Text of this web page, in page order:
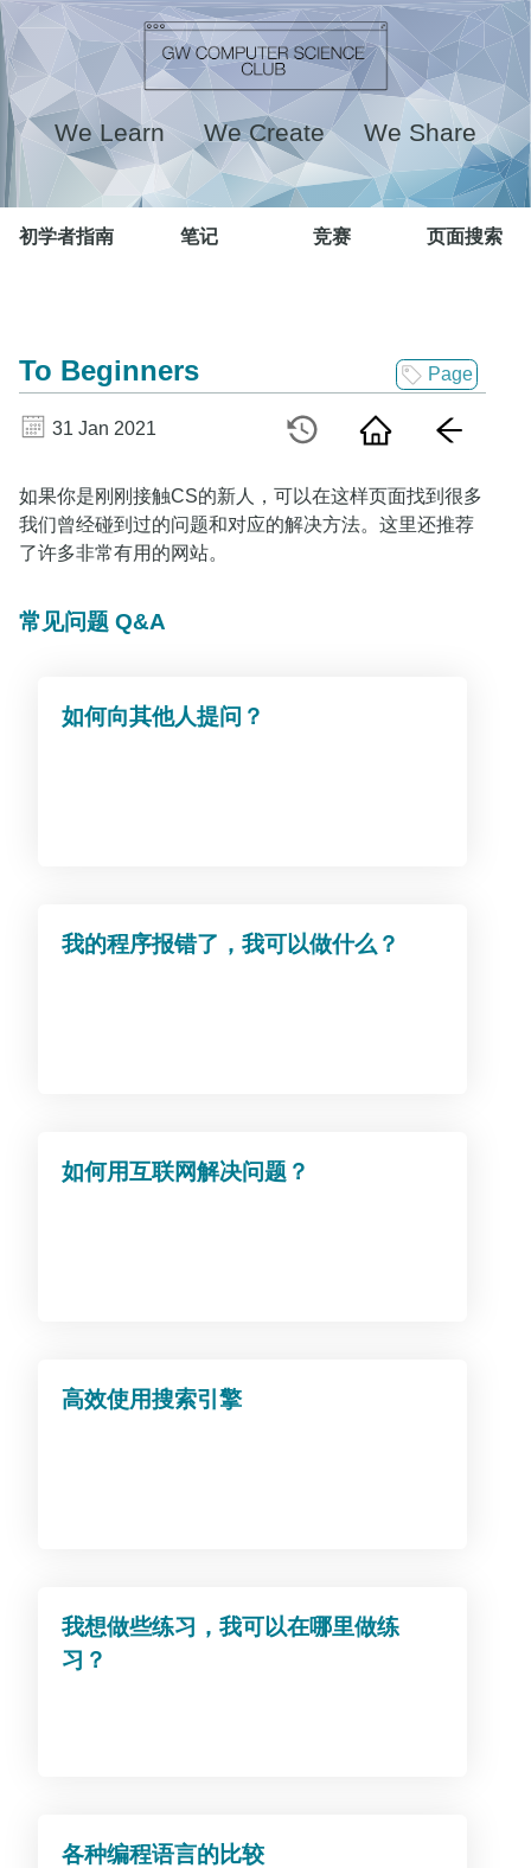
We Learn We Create We Share
初学者指南 笔记 竞赛 页面搜索
To Beginners Page
31 Jan 2021
如果你是刚刚接触CS的新人，可以在这样页面找到很多
我们曾经碰到过的问题和对应的解决方法。这里还推荐
了许多非常有用的网站。
常见问题 Q&A
如何向其他人提问？
我的程序报错了，我可以做什么？
如何用互联网解决问题？
高效使用搜索引擎
我想做些练习，我可以在哪里做练
习？
各种编程语言的比较